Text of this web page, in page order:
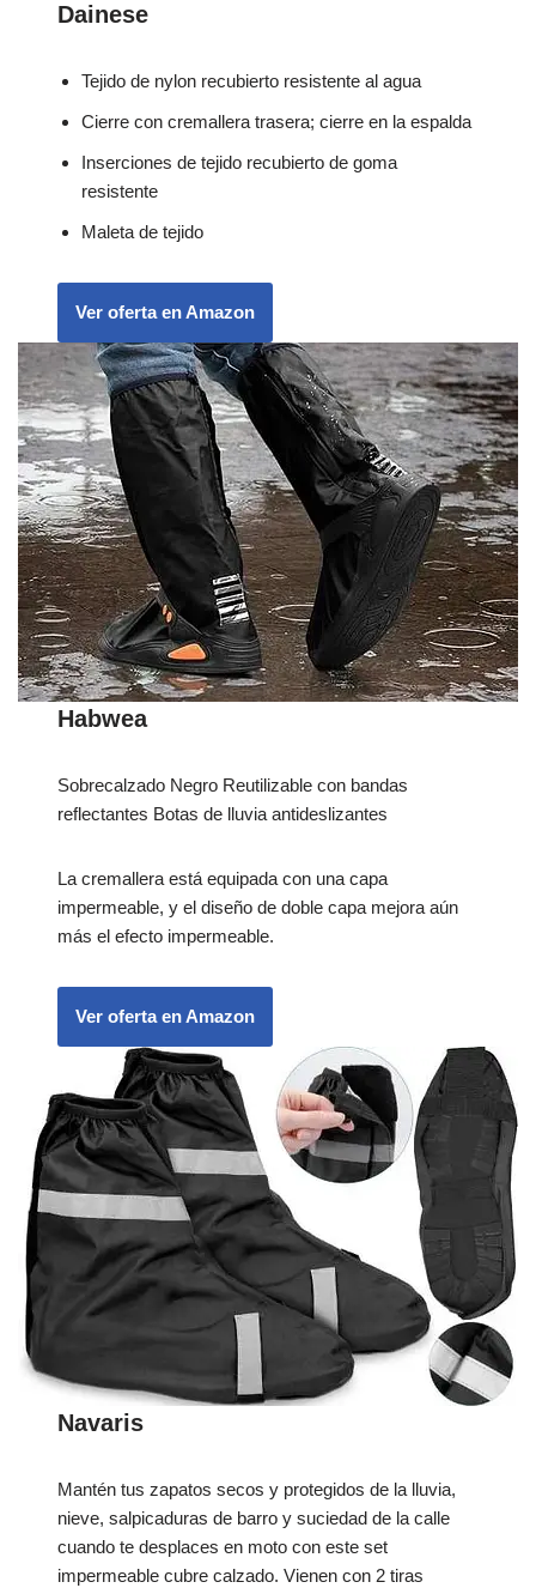
Dainese
Tejido de nylon recubierto resistente al agua
Cierre con cremallera trasera; cierre en la espalda
Inserciones de tejido recubierto de goma
resistente
Maleta de tejido
Ver oferta en Amazon
Habwea
Sobrecalzado Negro Reutilizable con bandas
reflectantes Botas de lluvia antideslizantes
La cremallera está equipada con una capa
impermeable, y el diseño de doble capa mejora aún
más el efecto impermeable.
Ver oferta en Amazon
Navaris
Mantén tus zapatos secos y protegidos de la lluvia,
nieve, salpicaduras de barro y suciedad de la calle
cuando te desplaces en moto con este set
impermeable cubre calzado. Vienen con 2 tiras